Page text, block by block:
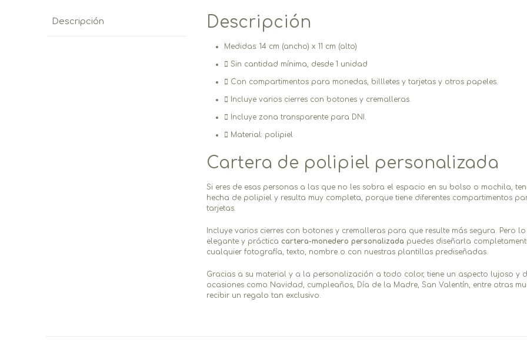
Descripción Descripción
Medidas: 14 cm (ancho) x 11 cm (alto)
Sin cantidad mínima, desde 1 unidad
Con compartimentos para monedas, billletes y tarjetas y otros papeles.
Incluye varios cierres con botones y cremalleras.
Incluye zona transparente para DNI.
Material: polipiel
Cartera de polipiel personalizada
Si eres de esas personas a las que no les sobra el espacio en su bolso o mochila,
hecha de polipiel y resulta muy completa, porque tiene diferentes compartimentos
tarjetas.
Incluye varios cierres con botones y cremalleras para que resulte más segura. Pero
elegante y práctica cartera-monedero personalizada puedes diseñarla
cualquier fotografía, texto, nombre o con nuestras plantillas prediseñadas.
Gracias a su material y a la personalización a todo color, tiene un aspecto lujoso y
ocasiones como Navidad, cumpleaños, Día de la Madre, San Valentín, entre otras
recibir un regalo tan exclusivo.